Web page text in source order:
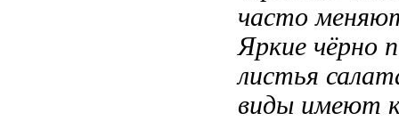
часто
Яркие чёрно
листья
виды имеют